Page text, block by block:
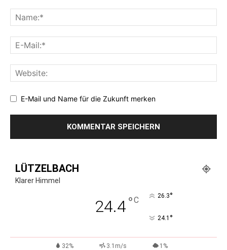
E-Mail und Name für die Zukunft merken
LÜTZELBACH
Klarer Himmel
24.4°C 26.3°
24.1 °
32% 3.1m/s 1%